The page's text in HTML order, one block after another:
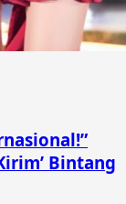
Bintang